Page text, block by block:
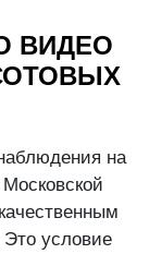
ВИДЕО
на
условие